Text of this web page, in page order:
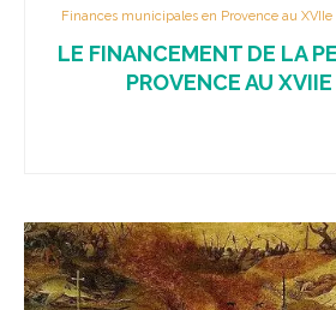
Finances municipales en Provence au XVIIe
LE FINANCEMENT DE LA
PROVENCE AU